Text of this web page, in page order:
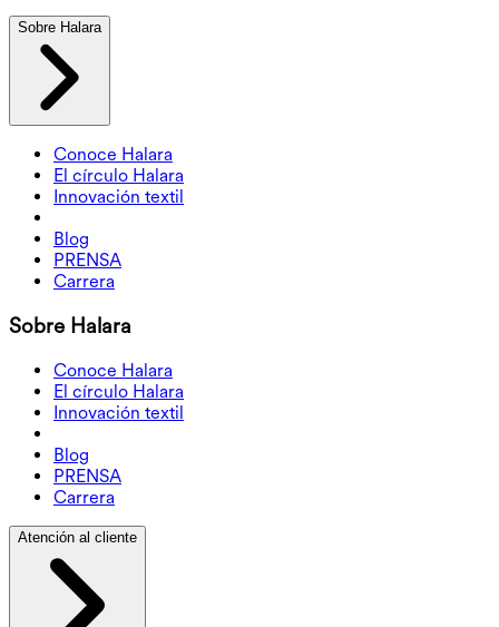
Sobre Halara
Conoce Halara
El círculo Halara
Innovación textil
Blog
PRENSA
Carrera
Sobre Halara
Conoce Halara
El círculo Halara
Innovación textil
Blog
PRENSA
Carrera
Atención al cliente